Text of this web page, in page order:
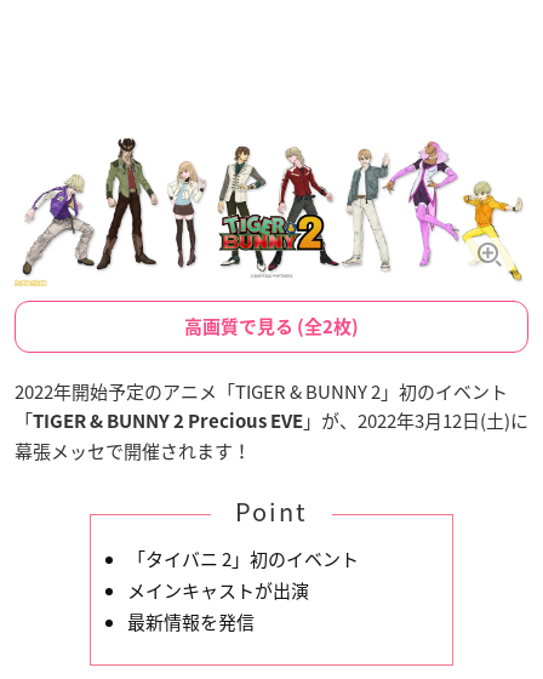
高画質で見る (全2枚)
2022年開始予定のアニメ「TIGER & BUNNY 2」初のイベント
「TIGER & BUNNY 2 Precious EVE 」が、2022年3月12日(土)に
幕張メッセで開催されます！
Point
「タイバニ 2」初のイベント
メインキャストが出演
最新情報を発信